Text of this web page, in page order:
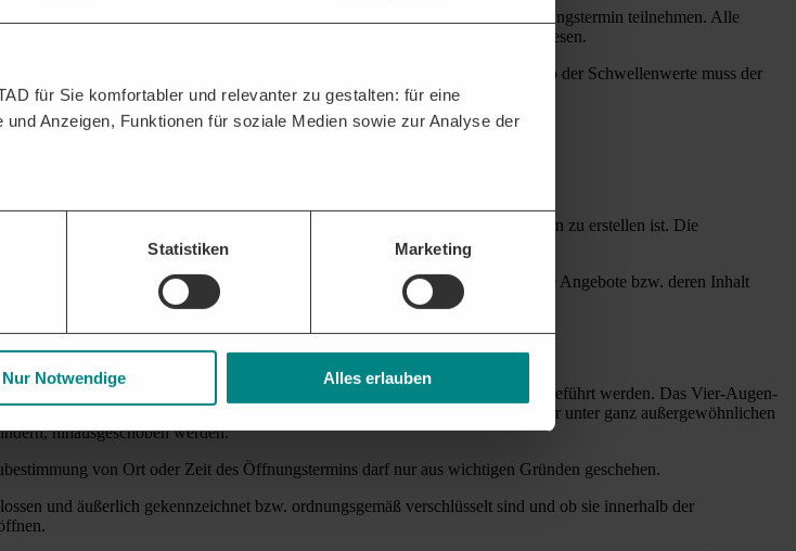
für Sie komfortabler und relevanter zu gestalten: für eine
Anzeigen, Funktionen für soziale Medien sowie zur Analyse der
Statistiken Marketing
Nur Notwendige Alles erlauben
zugelassen, dürfen die Bieter bzw. deren Bevollmächtigte an dem Eröffnungstermin teilnehmen. Alle
von mindestens zwei Vertretern des öffentlichen Auftraggebers verlesen.
Vergabe zulässig ist, und bei der elektronischen Angebotsöffnung unterhalb der Schwellenwerte muss der
der Angebote, also
in die Niederschrift (Protokoll) nehmen, welche über den Öffnungstermin zu erstellen ist. Die
und geheim zu halten.
ist der Öffnungstermin nicht öffentlich. Bieter sind nicht zugelassen; die Angebote bzw. deren Inhalt
WERDEN?
in einem Termin unverzüglich nach Ablauf der Angebotsfrist durchgeführt werden. Das Vier-Augen-
Öffnungs- oder Submissionstermin ist pünktlich durchzuführen. Er kann nur unter ganz außergewöhnlichen
hinausgeschoben werden.
von Ort oder Zeit des Öffnungstermins darf nur aus wichtigen Gründen geschehen.
und äußerlich gekennzeichnet bzw. ordnungsgemäß verschlüsselt sind und ob sie innerhalb der